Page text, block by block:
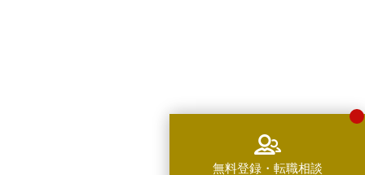
無料登録・転職相談